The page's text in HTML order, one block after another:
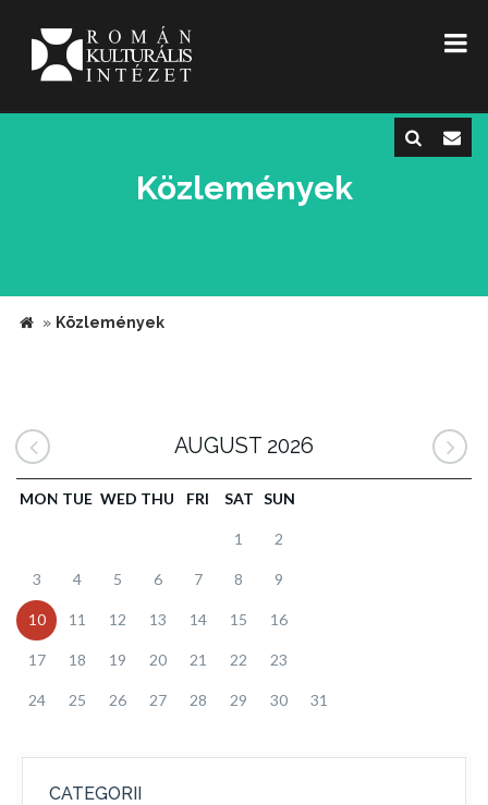
Közlemények
» Közlemények
AUGUST 2026
MON TUE WED THU FRI SAT SUN
1 2
3 4 5 6 7 8 9
10 11 12 13 14 15 16
17 18 19 20 21 22 23
24 25 26 27 28 29 30 31
CATEGORII